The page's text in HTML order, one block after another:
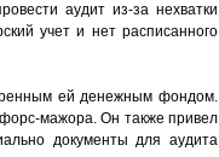
аудит из-за нехватки
учет и нет расписанного
ей денежным фондом.
мажора. Он также привел
документы для аудита